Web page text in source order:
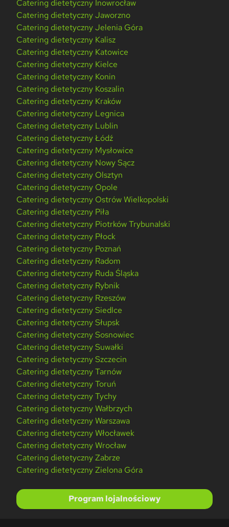
Catering dietetyczny Inowrocław
Catering dietetyczny Jaworzno
Catering dietetyczny Jelenia Góra
Catering dietetyczny Kalisz
Catering dietetyczny Katowice
Catering dietetyczny Kielce
Catering dietetyczny Konin
Catering dietetyczny Koszalin
Catering dietetyczny Kraków
Catering dietetyczny Legnica
Catering dietetyczny Lublin
Catering dietetyczny Łódź
Catering dietetyczny Mysłowice
Catering dietetyczny Nowy Sącz
Catering dietetyczny Olsztyn
Catering dietetyczny Opole
Catering dietetyczny Ostrów Wielkopolski
Catering dietetyczny Piła
Catering dietetyczny Piotrków Trybunalski
Catering dietetyczny Płock
Catering dietetyczny Poznań
Catering dietetyczny Radom
Catering dietetyczny Ruda Śląska
Catering dietetyczny Rybnik
Catering dietetyczny Rzeszów
Catering dietetyczny Siedlce
Catering dietetyczny Słupsk
Catering dietetyczny Sosnowiec
Catering dietetyczny Suwałki
Catering dietetyczny Szczecin
Catering dietetyczny Tarnów
Catering dietetyczny Toruń
Catering dietetyczny Tychy
Catering dietetyczny Wałbrzych
Catering dietetyczny Warszawa
Catering dietetyczny Włocławek
Catering dietetyczny Wrocław
Catering dietetyczny Zabrze
Catering dietetyczny Zielona Góra
Program lojalnościowy